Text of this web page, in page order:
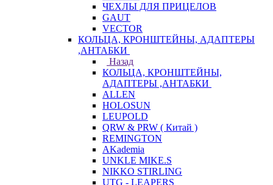
ЧЕХЛЫ ДЛЯ ПРИЦЕЛОВ
GAUT
VECTOR
КОЛЬЦА, КРОНШТЕЙНЫ, АДАПТЕРЫ
,АНТАБКИ
Назад
КОЛЬЦА, КРОНШТЕЙНЫ,
АДАПТЕРЫ ,АНТАБКИ
ALLEN
HOLOSUN
LEUPOLD
QRW & PRW ( Китай )
REMINGTON
AKademia
UNKLE MIKE.S
NIKKO STIRLING
UTG - LEAPERS